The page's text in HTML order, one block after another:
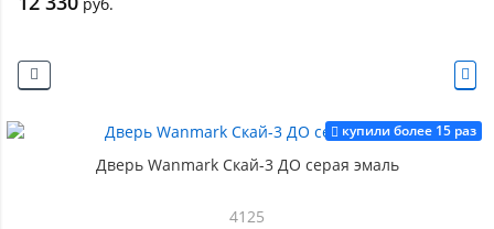
купили более 15 раз
Дверь Wanmark Скай-3 ДО серая эмаль
4125